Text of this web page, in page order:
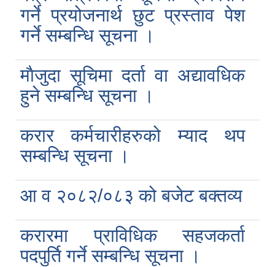
गर्ने प्रयोजनार्थ छुट प्रस्ताव पेश
गर्ने सम्बन्धि सूचना ।
माैजुदा सूचिमा दर्ता वा अद्यावधिक
हुने सम्बन्धि सूचना ।
करार कर्मचारीहरुको म्याद थप
सम्बन्धि सूचना ।
आ व २०८२/०८३ को बजेट बक्तव्य
करारमा प्राविधिक सहजकर्ता
पदपुर्ति गर्ने सम्बन्धि सूचना ।